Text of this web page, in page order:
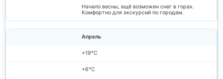
Начало весны, ещё возможен снег в горах.
Комфортно для экскурсий по городам.
Апрель
+19°C
+6°C